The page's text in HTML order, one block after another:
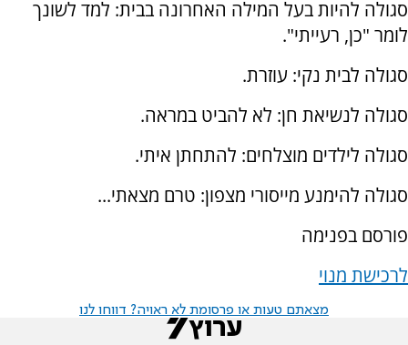
סגולה להיות בעל המילה האחרונה בבית: למד לשונך
לומר "כן, רעייתי".
סגולה לבית נקי: עוזרת.
סגולה לנשיאת חן: לא להביט במראה.
סגולה לילדים מוצלחים: להתחתן איתי.
סגולה להימנע מייסורי מצפון: טרם מצאתי...
פורסם בפנימה
לרכישת מנוי
מצאתם טעות או פרסומת לא ראויה? דווחו לנו